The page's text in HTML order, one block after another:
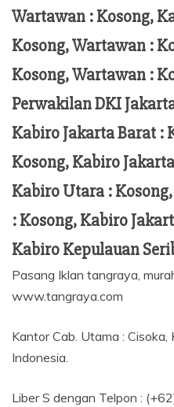
Wartawan : Kosong,
Kosong, Wartawan :
Kosong, Wartawan :
Perwakilan DKI
Kabiro Jakarta Barat :
Kosong, Kabiro
Kabiro Utara :
: Kosong, Kabiro
Kabiro Kepulauan
Pasang Iklan tangraya,
www.tangraya.com
Kantor Cab. Utama :
Indonesia.
Liber S dengan Telpon :